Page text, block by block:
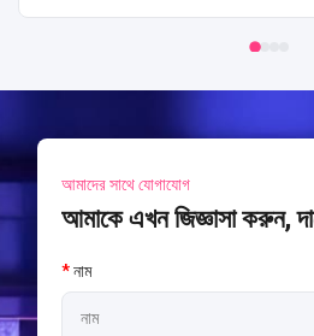
আমাদের সাথে যোগাযোগ
আমাকে এখন জিজ্ঞাসা করুন,
*নাম